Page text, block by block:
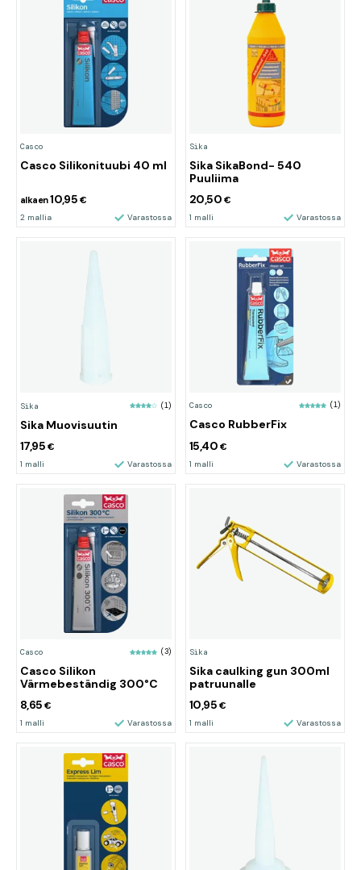
Casco
Casco Silikonituubi 40 ml
alkaen10,95 €
2 mallia Varastossa
Sika
Sika SikaBond- 540
Puuliima
20,50 €
1 malli Varastossa
Sika (1)
Sika Muovisuutin
17,95 €
1 malli Varastossa
Casco (1)
Casco RubberFix
15,40 €
1 malli Varastossa
Casco (3)
Casco Silikon
Värmebeständig 300°C
8,65€
1 malli Varastossa
Sika
Sika caulking gun 300ml
patruunalle
10,95 €
1 malli Varastossa